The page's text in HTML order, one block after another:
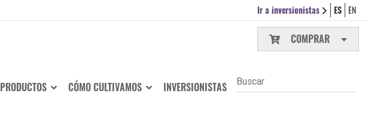
Ir a inversionistas ES EN
COMPRAR
PRODUCTOS CÓMO CULTIVAMOS INVERSIONISTAS